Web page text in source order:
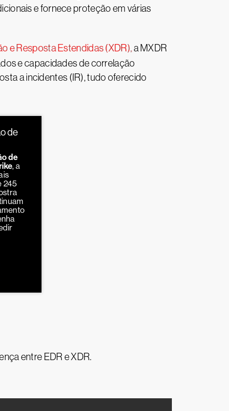
e fornece proteção em várias
e Resposta Estendidas (XDR),a MXDR
e capacidades de correlação
a incidentes (IR), tudo oferecido
de
de
, a
245
entre EDR e XDR.